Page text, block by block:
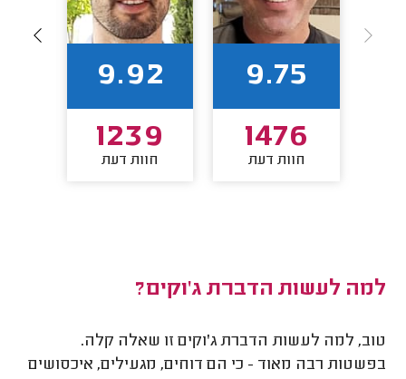
9.75
1476
חוות דעת
9.92
1239
חוות דעת
למה לעשות הדברת ג'וקים?
טוב, למה לעשות הדברת ג'וקים זו שאלה קלה.
בפשטות רבה מאוד - כי הם דוחים, מגעילים, איכסושים